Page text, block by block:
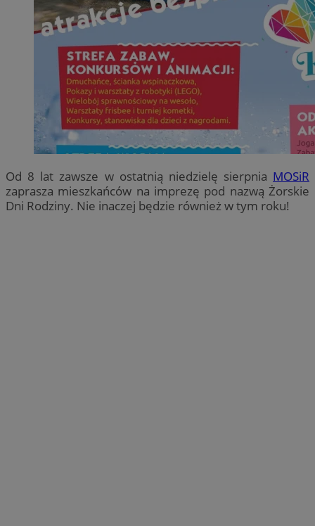
Od 8 lat zawsze w ostatnią niedzielę sierpnia MOSiR
zaprasza mieszkańców na imprezę pod nazwą Żorskie
Dni Rodziny. Nie inaczej będzie również w tym roku!